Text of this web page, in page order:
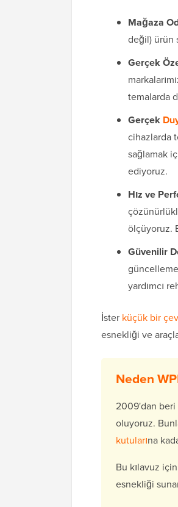
Mağaza
değil) ürün
Gerçek
temalarda
Gerçek
cihazlarda
sağlamak
ediyoruz.
Hız ve
ölçüyoruz.
Güvenilir
yardımcı
İster küçük bir
esnekliği ve
Neden
2009'dan beri
oluyoruz.
kutularına
Bu kılavuz
esnekliği